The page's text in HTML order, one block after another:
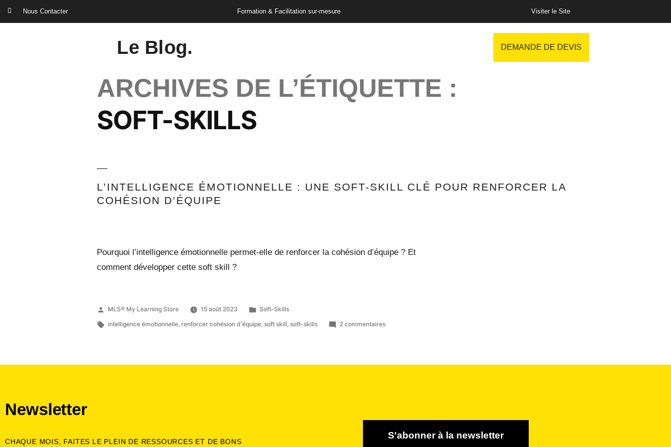
Nous Contacter Formation & Facilitation sur-mesure Visiter le Site
Le Blog. DEMANDE DE DEVIS
ARCHIVES DE L’ÉTIQUETTE :
SOFT-SKILLS
L’INTELLIGENCE ÉMOTIONNELLE : UNE SOFT-SKILL CLÉ POUR RENFORCER LA
COHÉSION D’ÉQUIPE
Pourquoi l’intelligence émotionnelle permet-elle de renforcer la cohésion d’équipe ? Et
comment développer cette soft skill ?
MLS® My Learning Store 15 août 2023
Soft-Skills
intelligence émotionnelle, renforcer cohésion d'équipe,soft skill,soft-skills 2 commentaires
Newsletter
CHAQUE MOIS, FAITES LE PLEIN DE RESSOURCES ET DE BONS
S'abonner à la newsletter